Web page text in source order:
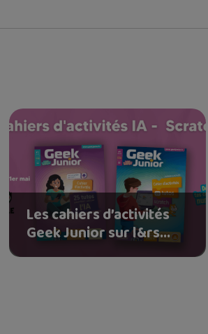
Les cahiers d’activités
Geek Junior sur l&rs...